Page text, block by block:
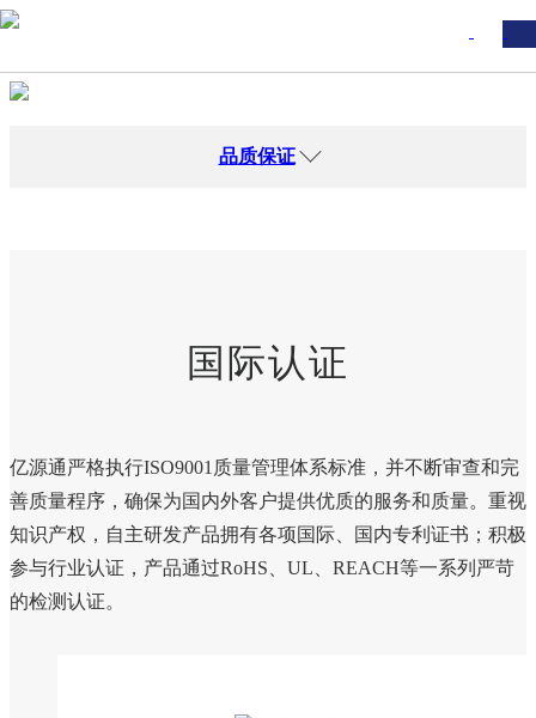
品质保证
国际认证
亿源通严格执行ISO9001质量管理体系标准，并不断审查和完
善质量程序，确保为国内外客户提供优质的服务和质量。重视
知识产权，自主研发产品拥有各项国际、国内专利证书；积极
参与行业认证，产品通过RoHS、UL、REACH等一系列严苛
的检测认证。